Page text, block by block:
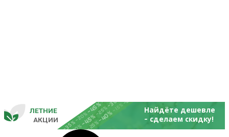
-20%
-25%
-45%
-35%-20%
-25%
-45%
-30%
-15%
-20%
-25%
-40%
АКЦИИ
ЛЕТНИЕ Найдёте дешевле
- сделаем